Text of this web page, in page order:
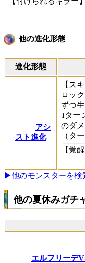
他の進化形態
進化形態
アシ
スト進化
【ス
ロッ
ずつ生
1ター
のダメ
（タ
【覚
▶他のモンスターを検
他の夏休みガチ
エルフリーデ